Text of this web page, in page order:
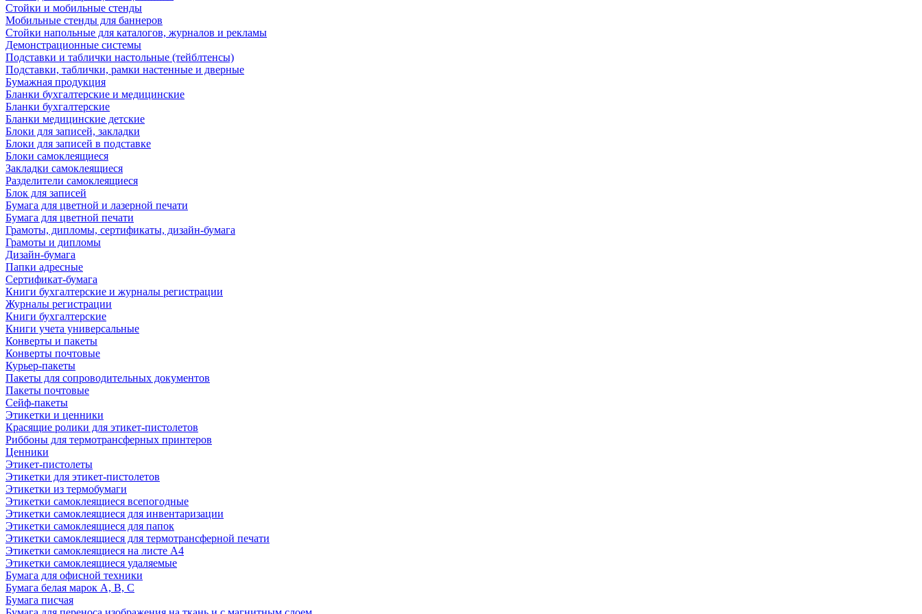
Стойки и мобильные стенды
Мобильные стенды для баннеров
Стойки напольные для каталогов, журналов и рекламы
Демонстрационные системы
Подставки и таблички настольные (тейблтенсы)
Подставки, таблички, рамки настенные и дверные
Бумажная продукция
Бланки бухгалтерские и медицинские
Бланки бухгалтерские
Бланки медицинские детские
Блоки для записей, закладки
Блоки для записей в подставке
Блоки самоклеящиеся
Закладки самоклеящиеся
Разделители самоклеящиеся
Блок для записей
Бумага для цветной и лазерной печати
Бумага для цветной печати
Грамоты, дипломы, сертификаты, дизайн-бумага
Грамоты и дипломы
Дизайн-бумага
Папки адресные
Сертификат-бумага
Книги бухгалтерские и журналы регистрации
Журналы регистрации
Книги бухгалтерские
Книги учета универсальные
Конверты и пакеты
Конверты почтовые
Курьер-пакеты
Пакеты для сопроводительных документов
Пакеты почтовые
Сейф-пакеты
Этикетки и ценники
Красящие ролики для этикет-пистолетов
Риббоны для термотрансферных принтеров
Ценники
Этикет-пистолеты
Этикетки для этикет-пистолетов
Этикетки из термобумаги
Этикетки самоклеящиеся всепогодные
Этикетки самоклеящиеся для инвентаризации
Этикетки самоклеящиеся для папок
Этикетки самоклеящиеся для термотрансферной печати
Этикетки самоклеящиеся на листе А4
Этикетки самоклеящиеся удаляемые
Бумага для офисной техники
Бумага белая марок А, В, С
Бумага писчая